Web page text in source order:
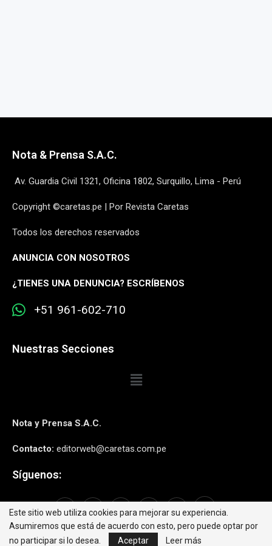
Nota & Prensa S.A.C.
Av. Guardia Civil 1321, Oficina 1802, Surquillo, Lima - Perú
Copyright ©caretas.pe | Por Revista Caretas
Todos los derechos reservados
ANUNCIA CON NOSOTROS
¿TIENES UNA DENUNCIA? ESCRÍBENOS
+51 961-602-710
Nuestras Secciones
Nota y Prensa S.A.C.
Contacto: editorweb@caretas.com.pe
Síguenos:
Este sitio web utiliza cookies para mejorar su experiencia.
Asumiremos que está de acuerdo con esto, pero puede optar por
no participar si lo desea.
Aceptar Leer más